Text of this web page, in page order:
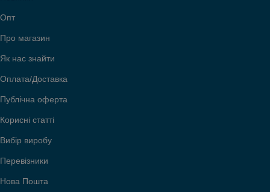
Опт
Про магазин
Як нас знайти
Оплата/Доставка
Публічна оферта
Корисні статті
Вибір виробу
Перевізники
Нова Пошта